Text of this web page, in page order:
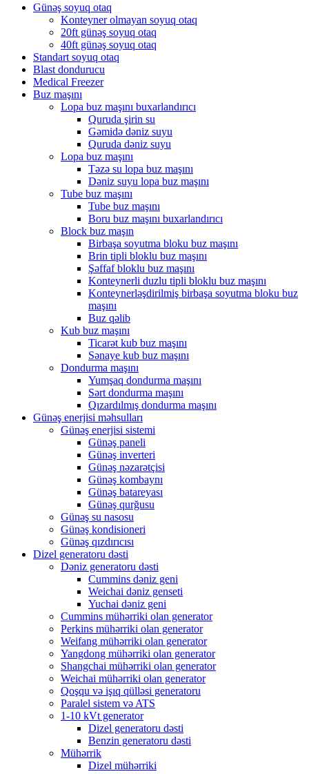
Günəş soyuq otaq
Konteyner olmayan soyuq otaq
20ft günəş soyuq otaq
40ft günəş soyuq otaq
Standart soyuq otaq
Blast dondurucu
Medical Freezer
Buz maşını
Lopa buz maşını buxarlandırıcı
Quruda şirin su
Gəmidə dəniz suyu
Quruda dəniz suyu
Lopa buz maşını
Təzə su lopa buz maşını
Dəniz suyu lopa buz maşını
Tube buz maşını
Tube buz maşını
Boru buz maşını buxarlandırıcı
Block buz maşın
Birbaşa soyutma bloku buz maşını
Brin tipli bloklu buz maşını
Şəffaf bloklu buz maşını
Konteynerli duzlu tipli bloklu buz maşını
Konteynerləşdirilmiş birbaşa soyutma bloku buz
maşını
Buz qəlib
Kub buz maşını
Ticarət kub buz maşını
Sənaye kub buz maşını
Dondurma maşını
Yumşaq dondurma maşını
Sərt dondurma maşını
Qızardılmış dondurma maşını
Günəş enerjisi məhsulları
Günəş enerjisi sistemi
Günəş paneli
Günəş inverteri
Günəş nəzarətçisi
Günəş kombaynı
Günəş batareyası
Günəş qurğusu
Günəş su nasosu
Günəş kondisioneri
Günəş qızdırıcısı
Dizel generatoru dəsti
Dəniz generatoru dəsti
Cummins dəniz geni
Weichai dəniz genseti
Yuchai dəniz geni
Cummins mühərriki olan generator
Perkins mühərriki olan generator
Weifang mühərriki olan generator
Yangdong mühərriki olan generator
Shangchai mühərriki olan generator
Weichai mühərriki olan generator
Qoşqu və işıq qülləsi generatoru
Paralel sistem və ATS
1-10 kVt generator
Dizel generatoru dəsti
Benzin generatoru dəsti
Mühərrik
Dizel mühərriki